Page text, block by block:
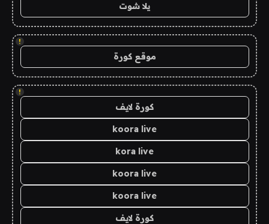
يلا شوت
!
موقع كورة
!
كورة لايف
koora live
kora live
koora live
koora live
كورة لايف